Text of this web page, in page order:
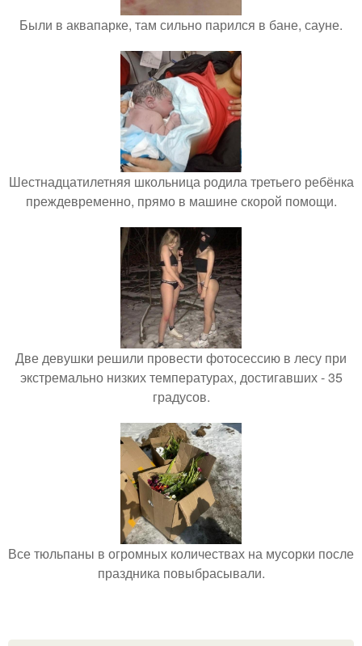
Были в аквапарке, там сильно парился в бане, сауне.
Шестнадцатилетняя школьница родила третьего ребёнка
преждевременно, прямо в машине скорой помощи.
Две девушки решили провести фотосессию в лесу при
экстремально низких температурах, достигавших - 35
градусов.
Все тюльпаны в огромных количествах на мусорки после
праздника повыбрасывали.